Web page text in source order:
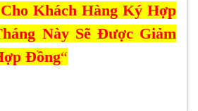
Khách Hàng Ký Hợp
Này Sẽ Được Giảm
Đồng“